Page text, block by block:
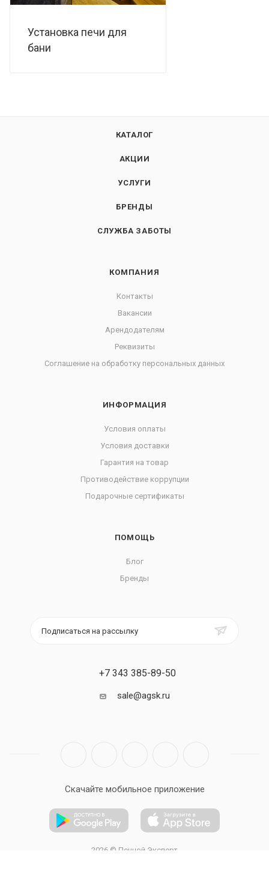
Установка печи для
бани
КАТАЛОГ
АКЦИИ
УСЛУГИ
БРЕНДЫ
СЛУЖБА ЗАБОТЫ
КОМПАНИЯ
Контакты
Вакансии
Арендодателям
Реквизиты
Соглашение на обработку персональных данных
ИНФОРМАЦИЯ
Условия оплаты
Условия доставки
Гарантия на товар
Противодействие коррупции
Подарочные сертификаты
ПОМОЩЬ
Блог
Бренды
Подписаться на рассылку
+7 343 385-89-50
sale@agsk.ru
Скачайте мобильное приложение
2026 © Печной Эксперт